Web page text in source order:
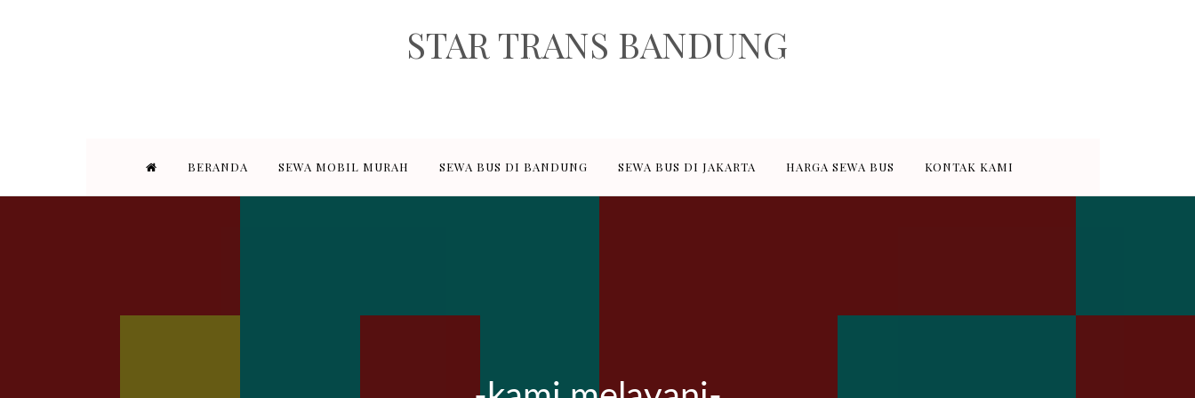
STAR TRANS BANDUNG
STAR TRANS BANDUNG adalah perusahaan penyedia jasa sewa transportasi pariwisata dan paket wisata murah dan terpercaya di Kota
BERANDA SEWA MOBIL MURAH SEWA BUS DI BANDUNG SEWA BUS DI JAKARTA HARGA SEWA BUS KONTAK KAMI